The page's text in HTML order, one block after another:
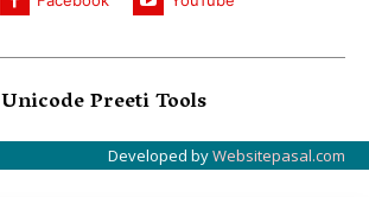
Unicode Preeti Tools
Developed byWebsitepasal.com